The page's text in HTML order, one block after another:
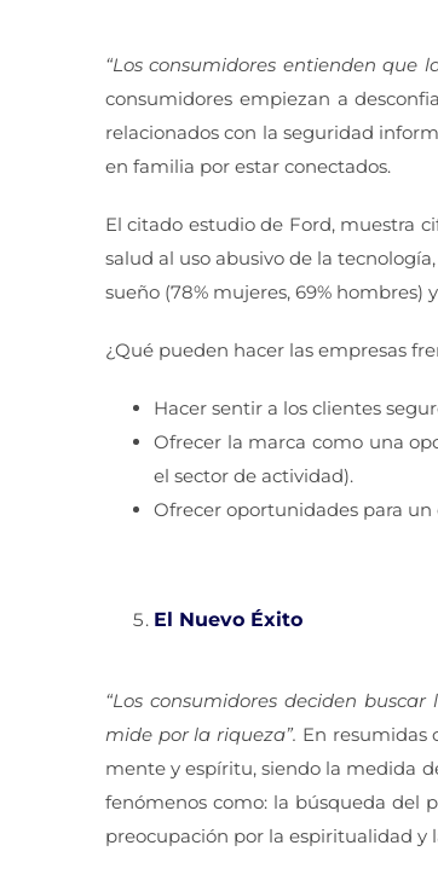
“Los consumidores entienden que
consumidores empiezan a
relacionados con la seguridad
en familia por estar conectados.
El citado estudio de Ford, muestra
salud al uso abusivo de la
sueño (78% mujeres, 69% hombres)
¿Qué pueden hacer las empresas
Hacer sentir a los clientes
Ofrecer la marca como una
el sector de actividad).
Ofrecer oportunidades para
El Nuevo Éxito
“Los consumidores deciden
mide por la riqueza”. En resumidas
mente y espíritu, siendo la medida
fenómenos como: la búsqueda del
preocupación por la espiritualidad y